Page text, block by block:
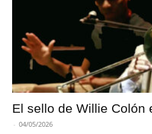
El sello de Willie Colón
- 04/05/2026